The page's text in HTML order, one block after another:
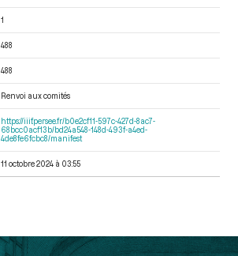
1
488
488
Renvoi aux comités
https://iiif.persee.fr/b0e2cf11-597c-427d-8ac7-
68bcc0acf13b/bd24a548-148d-493f-a4ed-
4de8fe6fcbc8/manifest
11 octobre 2024 à 03:55